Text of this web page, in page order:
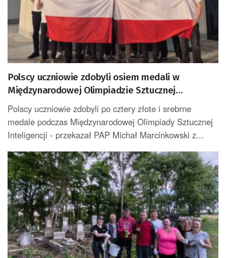
Polscy uczniowie zdobyli osiem medali w
Międzynarodowej Olimpiadzie Sztucznej
Inteligencji
Polscy uczniowie zdobyli po cztery złote i srebrne
medale podczas Międzynarodowej Olimpiady Sztucznej
Inteligencji - przekazał PAP Michał Marcinkowski z...